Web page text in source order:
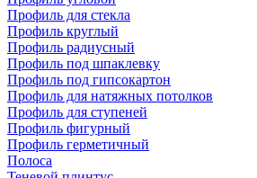
Профиль для стекла
Профиль круглый
Профиль радиусный
Профиль под шпаклевку
Профиль под гипсокартон
Профиль для натяжных потолков
Профиль для ступеней
Профиль фигурный
Профиль герметичный
Полоса